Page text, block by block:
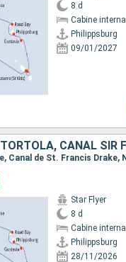
8 d
Cabine interna
Philippsburg
09/01/2027
Star Flyer
8 d
Cabine interna
Philippsburg
28/11/2026